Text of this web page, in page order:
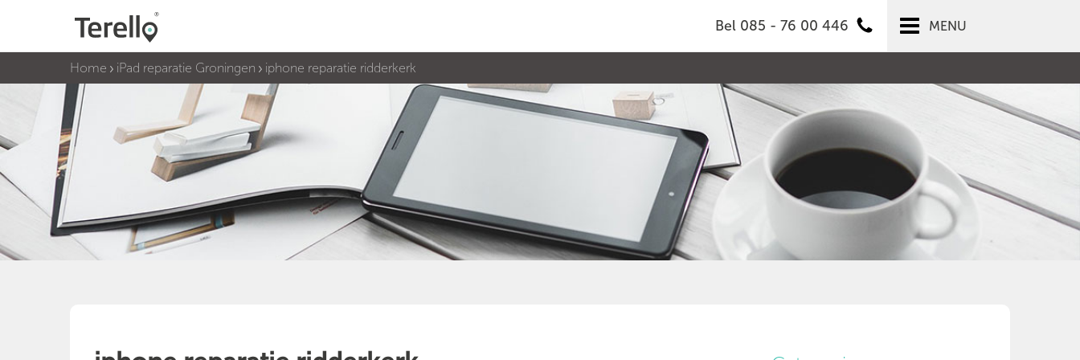
Bel 085 - 76 00 446 MENU
Home iPad reparatie Groningen iphone reparatie ridderkerk